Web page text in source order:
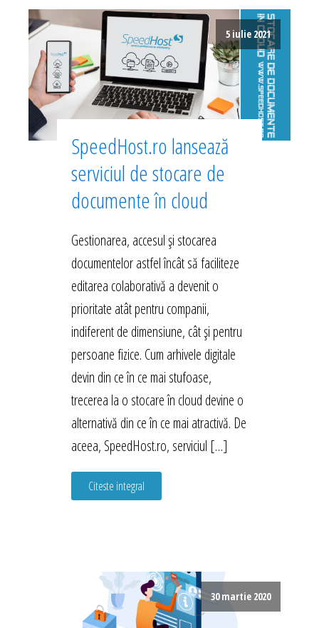
5 iulie 2021
SpeedHost.ro lansează
serviciul de stocare de
documente în cloud
Gestionarea, accesul și stocarea
documentelor astfel încât să faciliteze
editarea colaborativă a devenit o
prioritate atât pentru companii,
indiferent de dimensiune, cât și pentru
persoane fizice. Cum arhivele digitale
devin din ce în ce mai stufoase,
trecerea la o stocare în cloud devine o
alternativă din ce în ce mai atractivă. De
aceea, SpeedHost.ro, serviciul […]
Citeste integral
30 martie 2020